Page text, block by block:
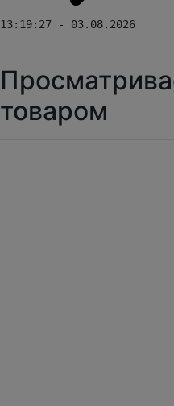
13:19:27 - 03.08.2026
товаром